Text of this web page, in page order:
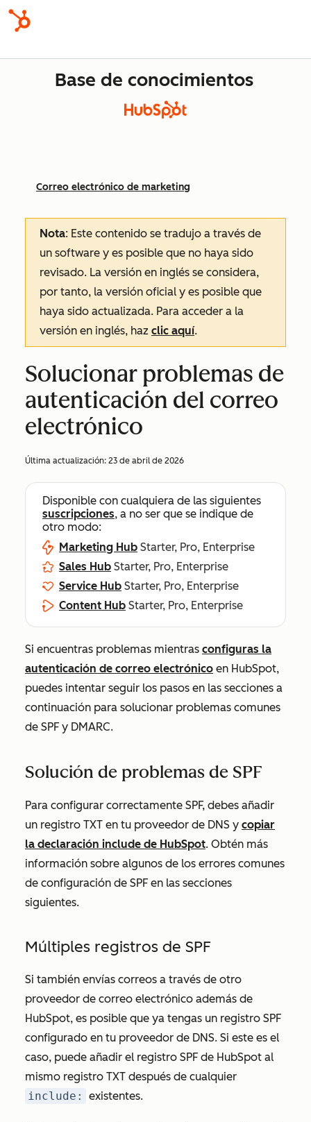
Base de conocimientos
Correo electrónico de marketing
Nota: Este contenido se tradujo a través de
un software y es posible que no haya sido
revisado. La versión en inglés se considera,
por tanto, la versión oficial y es posible que
haya sido actualizada. Para acceder a la
versión en inglés, haz clic aquí.
Solucionar problemas de
autenticación del correo
electrónico
Última actualización: 23 de abril de 2026
Disponible con cualquiera de las siguientes
suscripciones, a no ser que se indique de
otro modo:
Marketing Hub Starter, Pro, Enterprise
Sales Hub Starter, Pro, Enterprise
Service Hub Starter, Pro, Enterprise
Content Hub Starter, Pro, Enterprise
Si encuentras problemas mientras configuras la
autenticación de correo electrónico en HubSpot,
puedes intentar seguir los pasos en las secciones a
continuación para solucionar problemas comunes
de SPF y DMARC.
Solución de problemas de SPF
Para configurar correctamente SPF, debes añadir
un registro TXT en tu proveedor de DNS y copiar
la declaración include de HubSpot. Obtén más
información sobre algunos de los errores comunes
de configuración de SPF en las secciones
siguientes.
Múltiples registros de SPF
Si también envías correos a través de otro
proveedor de correo electrónico además de
HubSpot, es posible que ya tengas un registro SPF
configurado en tu proveedor de DNS. Si este es el
caso, puede añadir el registro SPF de HubSpot al
mismo registro TXT después de cualquier
include:
existentes.